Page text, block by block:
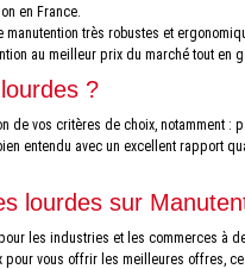
en France.
très robustes et
au meilleur prix du marché tout en
?
vos critères de choix, notamment
entendu avec un excellent rapport
lourdes sur
les industries et les commerces à
vous offrir les meilleures offres,